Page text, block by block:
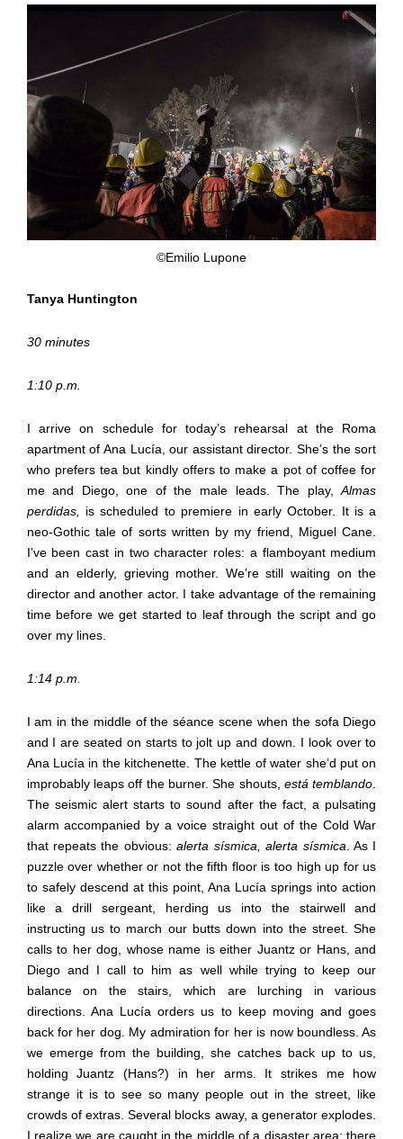
©Emilio Lupone
Tanya Huntington
30 minutes
1:10 p.m.
I arrive on schedule for today’s rehearsal at the Roma
apartment of Ana Lucía, our assistant director. She’s the sort
who prefers tea but kindly offers to make a pot of coffee for
me and Diego, one of the male leads. The play,Almas
perdidas, is scheduled to premiere in early October. It is a
neo-Gothic tale of sorts written by my friend, Miguel Cane.
I’ve been cast in two character roles: a flamboyant medium
and an elderly, grieving mother. We’re still waiting on the
director and another actor. I take advantage of the remaining
time before we get started to leaf through the script and go
over my lines.
1:14 p.m.
I am in the middle of the séance scene when the sofa Diego
and I are seated on starts to jolt up and down. I look over to
Ana Lucía in the kitchenette. The kettle of water she’d put on
improbably leaps off the burner. She shouts,está temblando.
The seismic alert starts to sound after the fact, a pulsating
alarm accompanied by a voice straight out of the Cold War
that repeats the obvious:alerta sísmica, alerta sísmica. As I
puzzle over whether or not the fifth floor is too high up for us
to safely descend at this point, Ana Lucía springs into action
like a drill sergeant, herding us into the stairwell and
instructing us to march our butts down into the street. She
calls to her dog, whose name is either Juantz or Hans, and
Diego and I call to him as well while trying to keep our
balance on the stairs, which are lurching in various
directions. Ana Lucía orders us to keep moving and goes
back for her dog. My admiration for her is now boundless. As
we emerge from the building, she catches back up to us,
holding Juantz (Hans?) in her arms. It strikes me how
strange it is to see so many people out in the street, like
crowds of extras. Several blocks away, a generator explodes.
I realize we are caught in the middle of a disaster area: there